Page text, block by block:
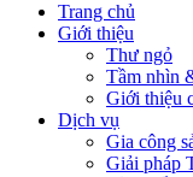
Trang chủ
Giới thiệu
Thư ngỏ
Tầm nhìn
Giới thiệu
Dịch vụ
Gia công
Giải pháp